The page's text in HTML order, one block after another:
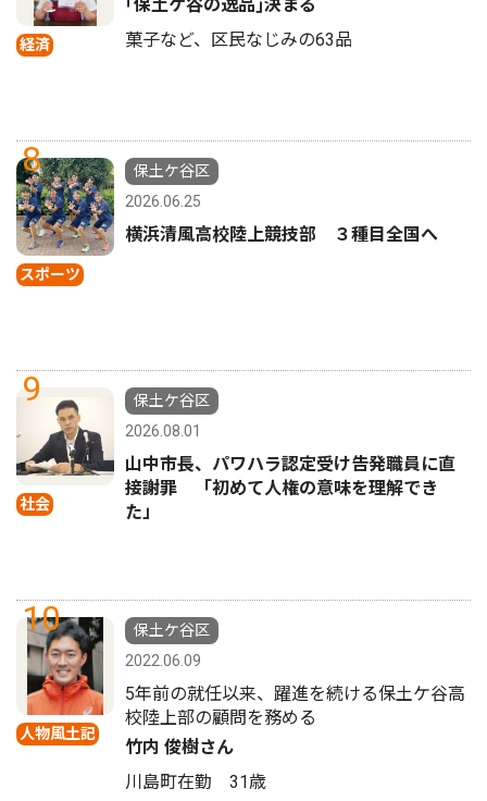
経済
｢保土ケ谷の逸品｣決まる
菓子など、区民なじみの63品
8
スポーツ
保土ケ谷区
2026.06.25
横浜清風高校陸上競技部 ３種目全国へ
9
社会
保土ケ谷区
2026.08.01
山中市長、パワハラ認定受け告発職員に直
接謝罪 「初めて人権の意味を理解でき
た」
10
人物風土記
保土ケ谷区
2022.06.09
5年前の就任以来、躍進を続ける保土ケ谷高
校陸上部の顧問を務める
竹内 俊樹さん
川島町在勤 31歳